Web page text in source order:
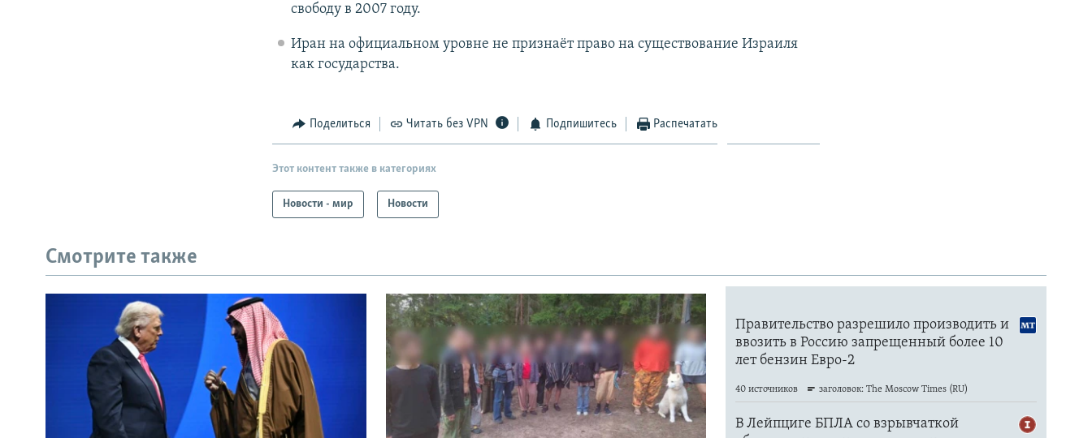
свободу в 2007 году.
Иран на официальном уровне не признаёт право на существование Израиля
как государства.
Поделиться Читать без VPN Подпишитесь Распечатать
Этот контент также в категориях
Новости - мир Новости
Смотрите также